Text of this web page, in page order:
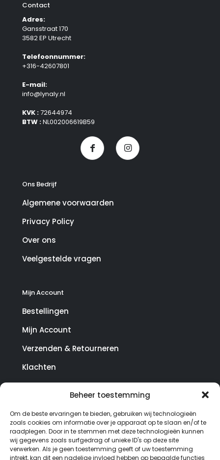
Beheer toestemming
Om de beste ervaringen te bieden, gebruiken wij technologieën
zoals cookies om informatie over je apparaat op te slaan en/of te
raadplegen. Door in te stemmen met deze technologieën kunnen
wij gegevens zoals surfgedrag of unieke ID's op deze site
verwerken. Als je geen toestemming geeft of uw toestemming
intrekt, kan dit een nadelige invloed hebben op bepaalde functies
Contact
Adres:
Gansstraat 170
3582 EP Utrecht
Telefoonnummer:
+316-42607801
E-mail:
info@lynaly.nl
KVK :72644974
BTW :NL002006619B59
Ons Bedrijf
Algemene voorwaarden
Privacy Policy
Over ons
Veelgestelde vragen
Mijn Account
Bestellingen
Mijn Account
Verzenden & Retourneren
Klachten
© Copyright SterrenHosting 2021-2026 - In opdracht
van Lynaly.nl